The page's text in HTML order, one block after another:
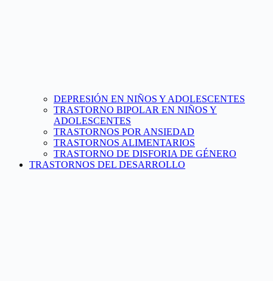
DEPRESIÓN EN NIÑOS Y ADOLESCENTES
TRASTORNO BIPOLAR EN NIÑOS Y
ADOLESCENTES
TRASTORNOS POR ANSIEDAD
TRASTORNOS ALIMENTARIOS
TRASTORNO DE DISFORIA DE GÉNERO
TRASTORNOS DEL DESARROLLO